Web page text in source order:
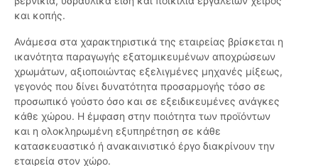
και κοπής.
Ανάμεσα στα χαρακτηριστικά της εταιρείας βρίσκεται η
ικανότητα παραγωγής εξατομικευμένων αποχρώσεων
χρωμάτων, αξιοποιώντας εξελιγμένες μηχανές μίξεως,
γεγονός που δίνει δυνατότητα προσαρμογής τόσο σε
προσωπικό γούστο όσο και σε εξειδικευμένες ανάγκες
κάθε χώρου. Η έμφαση στην ποιότητα των προϊόντων
και η ολοκληρωμένη εξυπηρέτηση σε κάθε
κατασκευαστικό ή ανακαινιστικό έργο διακρίνουν την
εταιρεία στον χώρο.